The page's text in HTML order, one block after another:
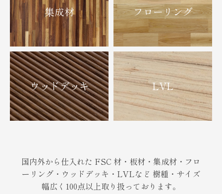
集成材 フローリング
ウッドデッキ LVL
国内外から仕入れた FSC 材・板材・集成材・フロ
ーリング・ウッドデッキ・LVLなど 樹種・サイズ
幅広く100点以上取り扱っております。